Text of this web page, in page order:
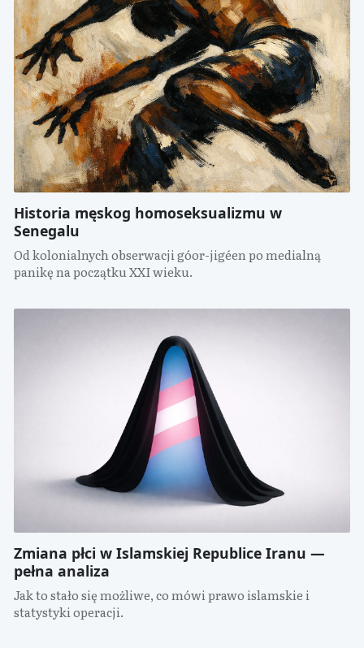
Historia męskog homoseksualizmu w
Senegalu
Od kolonialnych obserwacji góor-jigéen po medialną
panikę na początku XXI wieku.
Zmiana płci w Islamskiej Republice Iranu —
pełna analiza
Jak to stało się możliwe, co mówi prawo islamskie i
statystyki operacji.